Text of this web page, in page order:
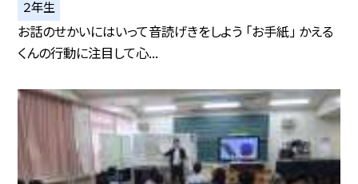
２年生
お話のせかいにはいって音読げきをしよう 「お手紙」 かえる
くんの行動に注目して心...